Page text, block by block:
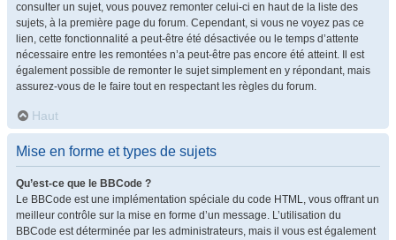
consulter un sujet, vous pouvez remonter celui-ci en haut de la liste des
sujets, à la première page du forum. Cependant, si vous ne voyez pas ce
lien, cette fonctionnalité a peut-être été désactivée ou le temps d’attente
nécessaire entre les remontées n’a peut-être pas encore été atteint. Il est
également possible de remonter le sujet simplement en y répondant, mais
assurez-vous de le faire tout en respectant les règles du forum.
Haut
Mise en forme et types de sujets
Qu’est-ce que le BBCode ?
Le BBCode est une implémentation spéciale du code HTML, vous offrant un
meilleur contrôle sur la mise en forme d’un message. L’utilisation du
BBCode est déterminée par les administrateurs, mais il vous est également